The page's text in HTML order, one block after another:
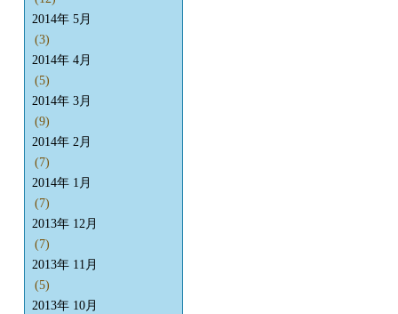
2014年 5月
(3)
2014年 4月
(5)
2014年 3月
(9)
2014年 2月
(7)
2014年 1月
(7)
2013年 12月
(7)
2013年 11月
(5)
2013年 10月